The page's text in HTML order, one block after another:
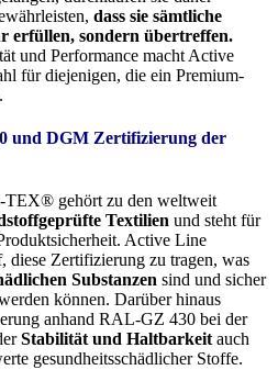
dass sie sämtliche
erfüllen, sondern übertreffen.
und Performance macht Active
für diejenigen, die ein Premium-
und DGM Zertifizierung der
gehört zu den weltweit
Textilien und steht für
Active Line
diese Zertifizierung zu tragen, was
Substanzen sind und sicher
können. Darüber hinaus
anhand RAL-GZ 430 bei der
Stabilität und Haltbarkeit auch
gesundheitsschädlicher Stoffe.